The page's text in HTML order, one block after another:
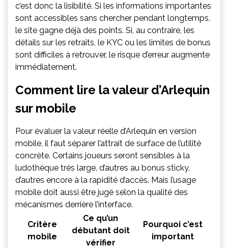
c’est donc la lisibilité. Si les informations importantes
sont accessibles sans chercher pendant longtemps,
le site gagne déjà des points. Si, au contraire, les
détails sur les retraits, le KYC ou les limites de bonus
sont difficiles à retrouver, le risque d’erreur augmente
immédiatement.
Comment lire la valeur d’Arlequin
sur mobile
Pour évaluer la valeur réelle d’Arlequin en version
mobile, il faut séparer l’attrait de surface de l’utilité
concrète. Certains joueurs seront sensibles à la
ludothèque très large, d’autres au bonus sticky,
d’autres encore à la rapidité d’accès. Mais l’usage
mobile doit aussi être jugé selon la qualité des
mécanismes derrière l’interface.
Critère
mobile
Ce qu’un
débutant doit
vérifier
Pourquoi c’est
important